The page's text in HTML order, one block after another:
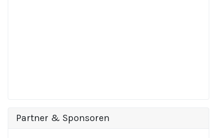
Partner & Sponsoren